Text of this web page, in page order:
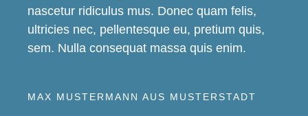
nascetur ridiculus mus. Donec quam felis,
ultricies nec, pellentesque eu, pretium quis,
sem. Nulla consequat massa quis enim.
MAX MUSTERMANN AUS MUSTERSTADT